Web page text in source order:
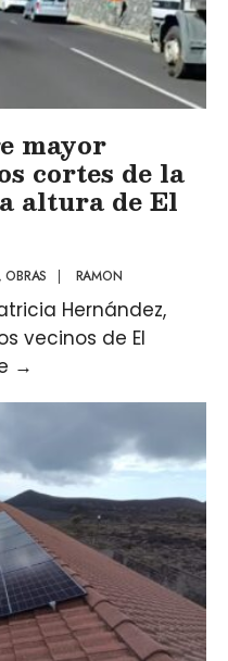
mayor
cortes de la
altura de El
,OBRAS | RAMON
Hernández,
vecinos de El
→